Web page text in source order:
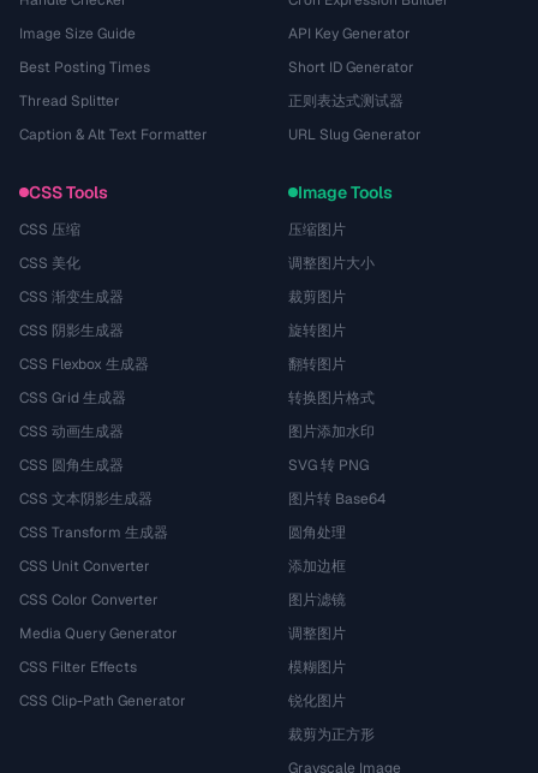
Image Size Guide
Best Posting Times
Thread Splitter
Caption & Alt Text Formatter
API Key Generator
Short ID Generator
正则表达式测试器
URL Slug Generator
CSS Tools
CSS 压缩
CSS 美化
CSS 渐变生成器
CSS 阴影生成器
CSS Flexbox 生成器
CSS Grid 生成器
CSS 动画生成器
CSS 圆角生成器
CSS 文本阴影生成器
CSS Transform 生成器
CSS Unit Converter
CSS Color Converter
Media Query Generator
CSS Filter Effects
CSS Clip-Path Generator
Image Tools
压缩图片
调整图片大小
裁剪图片
旋转图片
翻转图片
转换图片格式
图片添加水印
SVG 转 PNG
图片转 Base64
圆角处理
添加边框
图片滤镜
调整图片
模糊图片
锐化图片
裁剪为正方形
Grayscale Image